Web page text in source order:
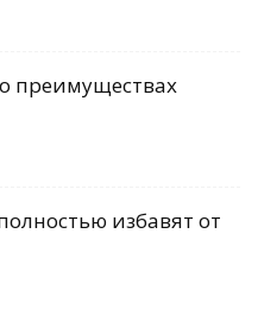
преимуществах
избавят от